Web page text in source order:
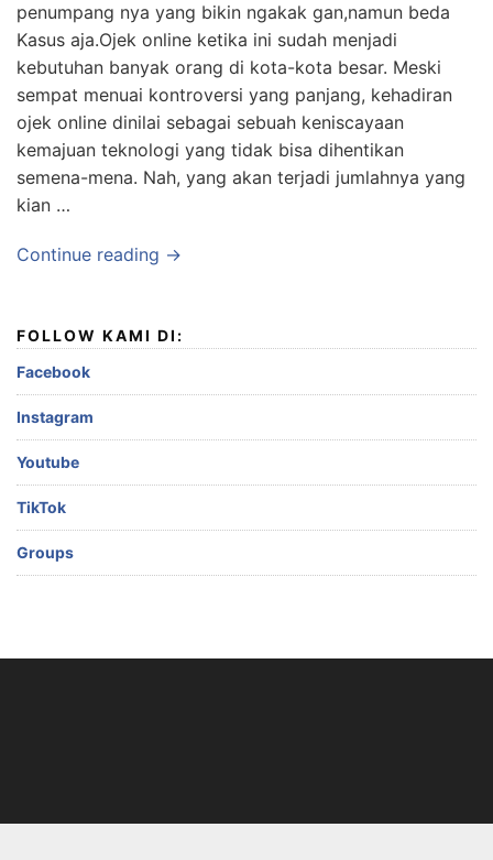
penumpang nya yang bikin ngakak gan,namun beda
Kasus aja.Ojek online ketika ini sudah menjadi
kebutuhan banyak orang di kota-kota besar. Meski
sempat menuai kontroversi yang panjang, kehadiran
ojek online dinilai sebagai sebuah keniscayaan
kemajuan teknologi yang tidak bisa dihentikan
semena-mena. Nah, yang akan terjadi jumlahnya yang
kian …
Continue reading →
FOLLOW KAMI DI:
Facebook
Instagram
Youtube
TikTok
Groups